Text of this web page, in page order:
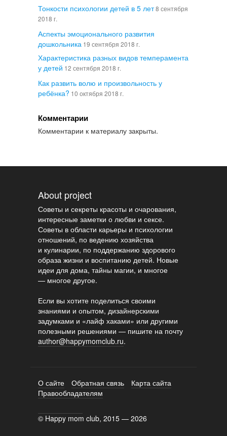
Тонкости психологии детей в 5 лет8 сентября
2018 г.
Аспекты эмоционального развития
дошкольника 19 сентября 2018 г.
Характеристика разных видов темперамента
у детей 12 сентября 2018 г.
Как развить волю и произвольность у
ребёнка? 10 октября 2018 г.
Комментарии
Комментарии к материалу закрыты.
About project
Советы и секреты красоты и очарования,
интересные заметки о любви и сексе.
Советы в области карьеры и психологии
отношений, по ведению хозяйства
и кулинарии, по поддержанию здорового
образа жизни и воспитанию детей. Новые
идеи для дома, тайны магии, и многое
— многое другое.
Если вы хотите поделиться своими
знаниями и опытом, дизайнерскими
задумками и «лайф хаками» или другими
полезными решениями — пишите на почту
author@happymomclub.ru.
О сайте Обратная связь
Карта сайта
Правообладателям
© Happy mom club, 2015 — 2026